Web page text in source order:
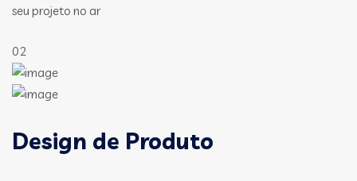
seu projeto no ar
02
Design de Produto